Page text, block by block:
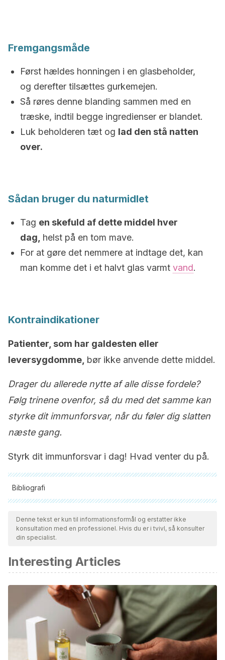
Fremgangsmåde
Først hældes honningen i en glasbeholder,
og derefter tilsættes gurkemejen.
Så røres denne blanding sammen med en
træske, indtil begge ingredienser er blandet.
Luk beholderen tæt og lad den stå natten
over.
Sådan bruger du naturmidlet
Tag en skefuld af dette middel hver
dag, helst på en tom mave.
For at gøre det nemmere at indtage det, kan
man komme det i et halvt glas varmt vand.
Kontraindikationer
Patienter, som har galdesten eller
leversygdomme, bør ikke anvende dette middel.
Drager du allerede nytte af alle disse fordele?
Følg trinene ovenfor, så du med det samme kan
styrke dit immunforsvar, når du føler dig slatten
næste gang.
Styrk dit immunforsvar i dag! Hvad venter du på.
Bibliografi
Alle citerede kilder blev grundigt gennemgået af vores team
for at sikre deres kvalitet, pålidelighed, aktualitet og validitet.
Bibliografien i denne artikel blev betragtet som pålidelig og af
Maguiña Vargas, C. P. (2018). Uso racional de antibioticos.
Uso racional de antibioticos.
Pedrique de Aulacio, M. (2002). Determinación De La
Sensibilidad De Las Bacterias a Los Antibioticos
(Antibiograma). Manual de Metodos Generales.
Denne tekst er kun til informationsformål og erstatter ikke
konsultation med en professionel. Hvis du er i tvivl, så konsulter
din specialist.
Interesting Articles